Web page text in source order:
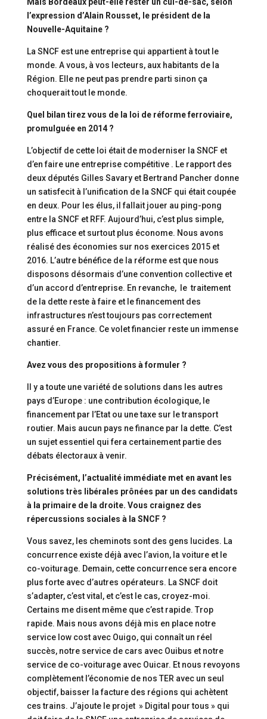
l’expression d’Alain Rousset, le président de la
Nouvelle-Aquitaine ?
La SNCF est une entreprise qui appartient à tout le
monde. A vous, à vos lecteurs, aux habitants de la
Région. Elle ne peut pas prendre parti sinon ça
choquerait tout le monde.
Quel bilan tirez vous de la loi de réforme ferroviaire,
promulguée en 2014 ?
L’objectif de cette loi était de moderniser la SNCF et
d’en faire une entreprise compétitive . Le rapport des
deux députés Gilles Savary et Bertrand Pancher donne
un satisfecit à l’unification de la SNCF qui était coupée
en deux. Pour les élus, il fallait jouer au ping-pong
entre la SNCF et RFF. Aujourd’hui, c’est plus simple,
plus efficace et surtout plus économe. Nous avons
réalisé des économies sur nos exercices 2015 et
2016. L’autre bénéfice de la réforme est que nous
disposons désormais d’une convention collective et
d’un accord d’entreprise. En revanche, le traitement
de la dette reste à faire et le financement des
infrastructures n’est toujours pas correctement
assuré en France. Ce volet financier reste un immense
chantier.
Avez vous des propositions à formuler ?
Il y a toute une variété de solutions dans les autres
pays d’Europe : une contribution écologique, le
financement par l’Etat ou une taxe sur le transport
routier. Mais aucun pays ne finance par la dette. C’est
un sujet essentiel qui fera certainement partie des
débats électoraux à venir.
Précisément, l’actualité immédiate met en avant les
solutions très libérales prônées par un des candidats
à la primaire de la droite. Vous craignez des
répercussions sociales à la SNCF ?
Vous savez, les cheminots sont des gens lucides. La
concurrence existe déjà avec l’avion, la voiture et le
co-voiturage. Demain, cette concurrence sera encore
plus forte avec d’autres opérateurs. La SNCF doit
s’adapter, c’est vital, et c’est le cas, croyez-moi.
Certains me disent même que c’est rapide. Trop
rapide. Mais nous avons déjà mis en place notre
service low cost avec Ouigo, qui connaît un réel
succès, notre service de cars avec Ouibus et notre
service de co-voiturage avec Ouicar. Et nous revoyons
complètement l’économie de nos TER avec un seul
objectif, baisser la facture des régions qui achètent
ces trains. J’ajoute le projet » Digital pour tous » qui